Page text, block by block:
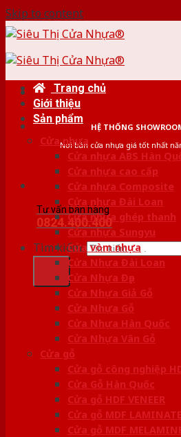
Skip to content
HỆ THỐNG
Nơi bán cửa nhựa giá tốt nhất
Tư vấn bán hàng
0824.400.400
Tìm kiếm:
Trang chủ
Giới thiệu
Sản phẩm
Cửa nhựa
Cửa nhựa ABS Hàn
Cửa nhựa cao cấp
Cửa nhựa Composite
Cửa nhựa Đài Loan
Cửa nhựa ghép thanh
Cửa nhựa Sungyu
Cửa vòm nhựa
Cửa Nhựa Đài Loan
Cửa Nhựa Đẹp
Cửa Nhựa Giả Gỗ
Cửa Nhựa Gỗ
Cửa Nhựa Hàn Quốc
Cửa Nhựa Vân Gỗ
Cửa gỗ
Cửa gỗ công nghiệp
Cửa Gỗ Hàn Quốc
Cửa gỗ HDF VENEER
Cửa gỗ MDF LAMINATE
Cửa gỗ MDF